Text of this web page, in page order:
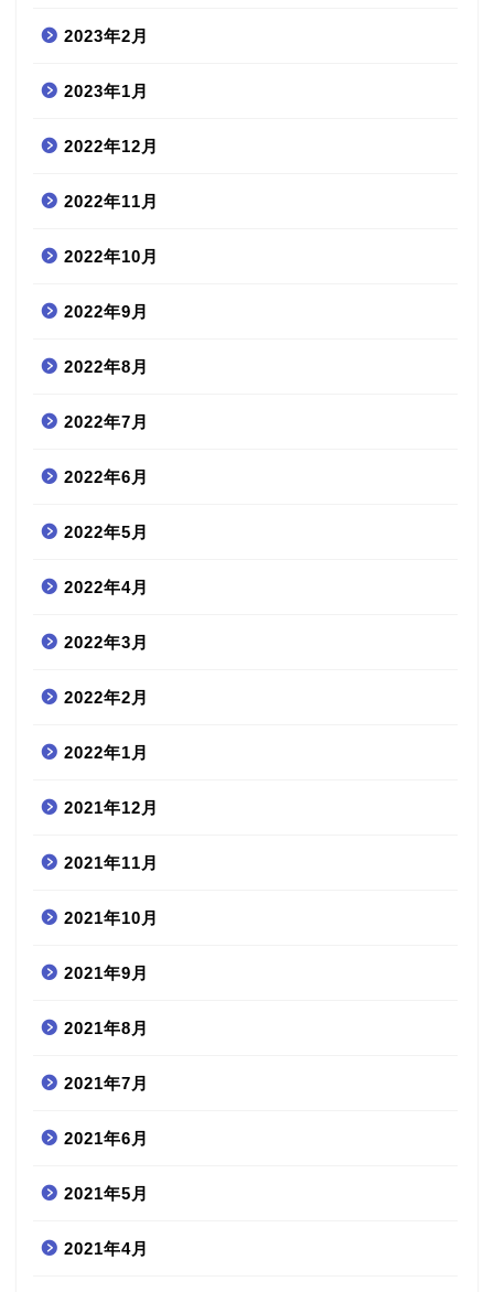
2023年2月
2023年1月
2022年12月
2022年11月
2022年10月
2022年9月
2022年8月
2022年7月
2022年6月
2022年5月
2022年4月
2022年3月
2022年2月
2022年1月
2021年12月
2021年11月
2021年10月
2021年9月
2021年8月
2021年7月
2021年6月
2021年5月
2021年4月